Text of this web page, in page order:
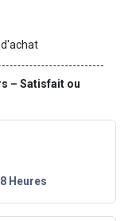
d'achat
– Satisfait ou
Heures